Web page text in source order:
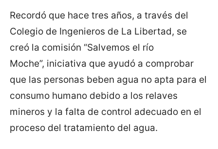
Recordó que hace tres años, a través del
Colegio de Ingenieros de La Libertad, se
creó la comisión “Salvemos el río
Moche”, iniciativa que ayudó a comprobar
que las personas beben agua no apta para el
consumo humano debido a los relaves
mineros y la falta de control adecuado en el
proceso del tratamiento del agua.